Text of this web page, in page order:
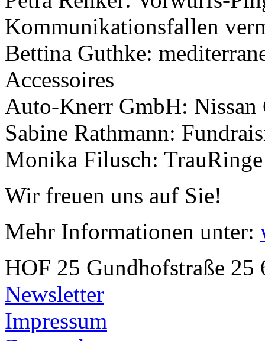
Kommunikationsfallen
Bettina Guthke:
Accessoires
Auto-Knerr GmbH:
Sabine Rathmann:
Monika Filusch:
Wir freuen uns auf Sie!
Mehr Informationen unter:
HOF 25 Gundhofstraße 25
Newsletter
Impressum